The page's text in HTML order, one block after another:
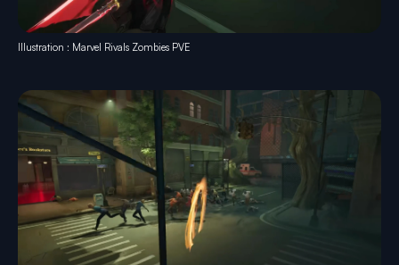
Illustration : Marvel Rivals Zombies PVE